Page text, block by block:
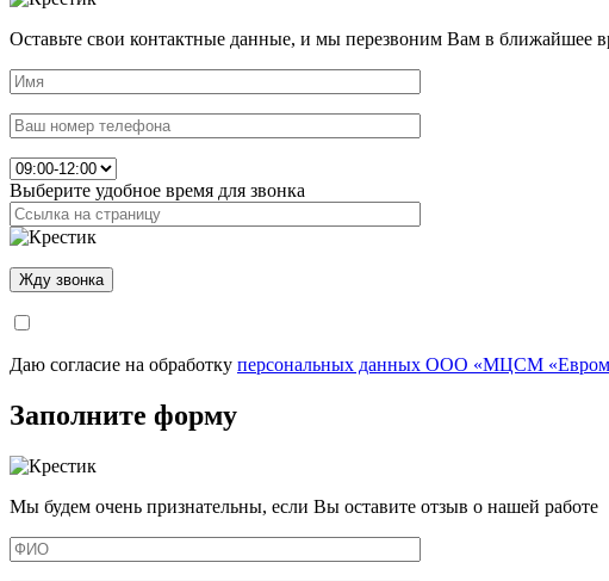
Оставьте свои контактные данные, и мы перезвоним Вам в ближайшее
Выберите удобное время для звонка
Даю согласие на обработку персональных данных ООО «МЦСМ
Заполните форму
Мы будем очень признательны, если Вы оставите отзыв о нашей работе